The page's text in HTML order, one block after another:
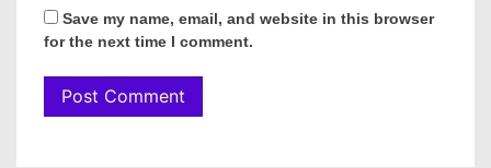
Save my name, email, and website in this browser
for the next time I comment.